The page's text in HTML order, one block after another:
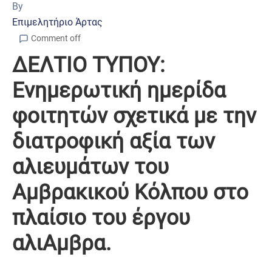
By
Επιμελητήριο Άρτας
Comment off
ΔΕΛΤΙΟ ΤΥΠΟΥ:
Ενημερωτική ημερίδα
φοιτητών σχετικά με την
διατροφική αξία των
αλιευμάτων του
Αμβρακικού Κόλπου στο
πλαίσιο του έργου
αλιΑμβρα.